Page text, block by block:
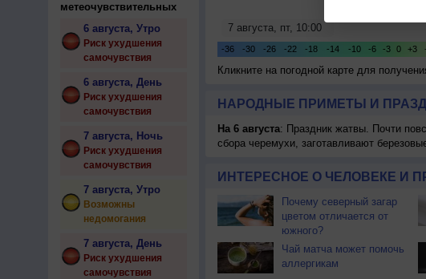
метеочувствительных
6 августа, Утро
Риск ухудшения
самочувствия
6 августа, День
Риск ухудшения
самочувствия
7 августа, Ночь
Риск ухудшения
самочувствия
7 августа, Утро
Возможны
недомогания
7 августа, День
Риск ухудшения
самочувствия
Кликните на погодной карте для
НАРОДНЫЕ ПРИМЕТЫ И
На 6 августа: Праздник жатвы. Почти
сбора черемухи, заготавливают
ИНТЕРЕСНОЕ О ЧЕЛОВЕКЕ И
Почему северный загар
цветом отличается от
южного?
Чай матча может помочь
аллергикам